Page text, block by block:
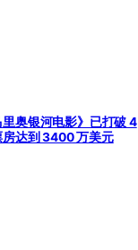
奥银河电影》已打破 4
房达到 3400 万美元